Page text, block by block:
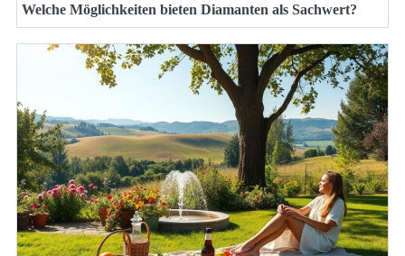
Welche Möglichkeiten bieten Diamanten als Sachwert?